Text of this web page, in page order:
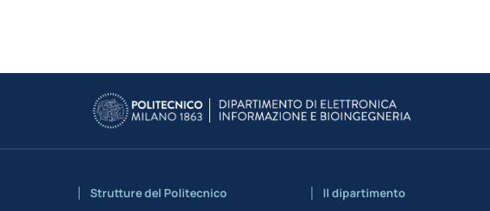
Strutture del Politecnico Il dipartimento